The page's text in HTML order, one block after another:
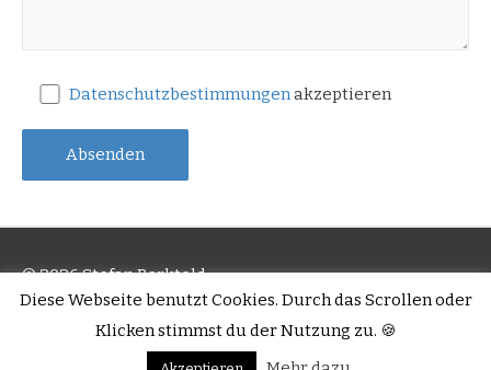
Datenschutzbestimmungenakzeptieren
© 2026 Stefan Berktold
Impressum AGB Datenschutz
Widerrufsrecht
Zahlung/Versand
Diese Webseite benutzt Cookies. Durch das Scrollen oder
Klicken stimmst du der Nutzung zu. 🍪